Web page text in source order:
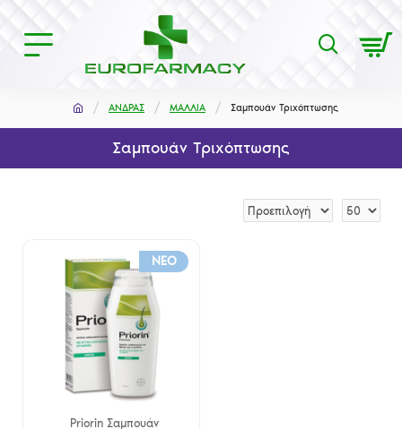
ΑΝΔΡΑΣ ΜΑΛΛΙΑ Σαμπουάν Τριχόπτωσης
Σαμπουάν Τριχόπτωσης
NEO
Priorin Σαμπουάν